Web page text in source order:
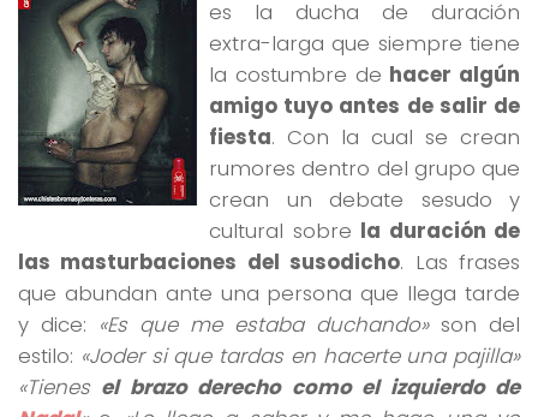
es la ducha de duración
extra-larga que siempre tiene
la costumbre de hacer algún
amigo tuyo antes de salir de
fiesta. Con la cual se crean
rumores dentro del grupo que
crean un debate sesudo y
cultural sobre la duración de
las masturbaciones del susodicho. Las frases
que abundan ante una persona que llega tarde
y dice: «Es que me estaba duchando»son del
estilo: «Joder si que tardas en hacerte una pajilla»
«Tienes el brazo derecho como el izquierdo de